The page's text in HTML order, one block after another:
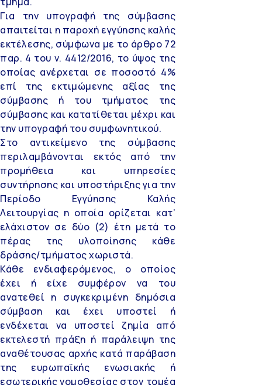
Για την υπογραφή της σύμβασης
απαιτείται η παροχή εγγύησης καλής
εκτέλεσης, σύμφωνα με το άρθρο 72
παρ. 4 του ν. 4412/2016, το ύψος της
οποίας ανέρχεται σε ποσοστό 4%
επί της εκτιμώμενης αξίας της
σύμβασης ή του τμήματος της
σύμβασης και κατατίθεται μέχρι και
την υπογραφή του συμφωνητικού.
Στο αντικείμενο της σύμβασης
περιλαμβάνονται εκτός από την
προμήθεια και υπηρεσίες
συντήρησης και υποστήριξης για την
Περίοδο Εγγύησης Καλής
Λειτουργίας η οποία ορίζεται κατ’
ελάχιστον σε δύο (2) έτη μετά το
πέρας της υλοποίησης κάθε
δράσης/τμήματος χωριστά.
Κάθε ενδιαφερόμενος, ο οποίος
έχει ή είχε συμφέρον να του
ανατεθεί η συγκεκριμένη δημόσια
σύμβαση και έχει υποστεί ή
ενδέχεται να υποστεί ζημία από
εκτελεστή πράξη ή παράλειψη της
αναθέτουσας αρχής κατά παράβαση
της ευρωπαϊκής ενωσιακής ή
εσωτερικής νομοθεσίας στον τομέα